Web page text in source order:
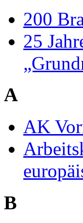
200
25
A
AK
B